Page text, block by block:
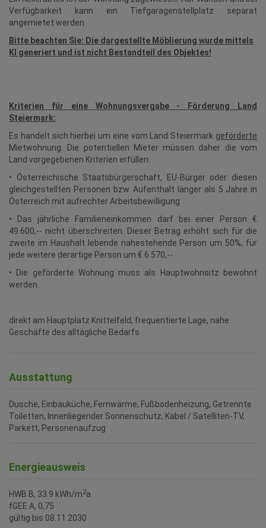
Verfügbarkeit kann ein Tiefgaragenstellplatz separat
angemietet werden.
Bitte beachten Sie: Die dargestellte Möblierung wurde mittels
KI generiert und ist nicht Bestandteil des Objektes!
Kriterien für eine Wohnungsvergabe - Förderung Land
Steiermark:
Es handelt sich hierbei um eine vom Land Steiermark geförderte
Mietwohnung. Die potentiellen Mieter müssen daher die vom
Land vorgegebenen Kriterien erfüllen:
• Österreichische Staatsbürgerschaft, EU-Bürger oder diesen
gleichgestellten Personen bzw. Aufenthalt länger als 5 Jahre in
Österreich mit aufrechter Arbeitsbewilligung
• Das jährliche Familieneinkommen darf bei einer Person €
49.600,-- nicht überschreiten. Dieser Betrag erhöht sich für die
zweite im Haushalt lebende nahestehende Person um 50%, für
jede weitere derartige Person um € 6.570,--.
• Die geförderte Wohnung muss als Hauptwohnsitz bewohnt
werden
direkt am Hauptplatz Knittelfeld, frequentierte Lage, nahe
Geschäfte des alltägliche Bedarfs
Ausstattung
Dusche Einbauküche Fernwärme Fußbodenheizung Getrennte
Toiletten
Innenliegender Sonnenschutz Kabel / Satelliten-TV
Parkett Personenaufzug
Energieausweis
HWB B, 33.9 kWh/m2a
fGEE A, 0,75
gültig bis 08.11.2030